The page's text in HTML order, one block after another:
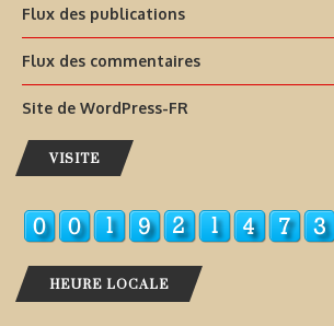
Flux des publications
Flux des commentaires
Site de WordPress-FR
VISITE
HEURE LOCALE